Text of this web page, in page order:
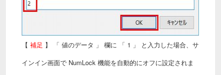
【 補足 】 「 値のデータ 」 欄に 「 1 」 と入力した場合、サ
インイン画面で NumLock 機能を自動的にオフに設定されま